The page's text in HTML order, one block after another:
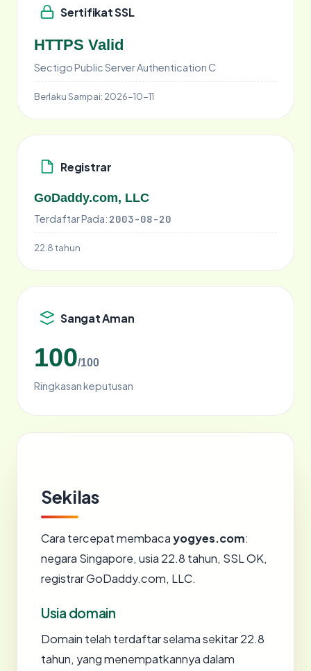
Sertifikat SSL
HTTPS Valid
Sectigo Public Server Authentication C
Berlaku Sampai: 2026-10-11
Registrar
GoDaddy.com, LLC
Terdaftar Pada: 2003-08-20
22.8 tahun
Sangat Aman
100/100
Ringkasan keputusan
Sekilas
Cara tercepat membacayogyes.com:
negara Singapore, usia 22.8 tahun, SSL OK,
registrar GoDaddy.com, LLC.
Usia domain
Domain telah terdaftar selama sekitar 22.8
tahun, yang menempatkannya dalam